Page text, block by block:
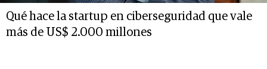
Qué hace la startup en ciberseguridad que vale
más de US$ 2.000 millones